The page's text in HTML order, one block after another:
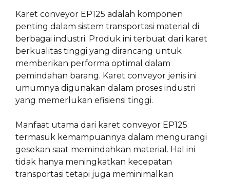
Karet conveyor EP125 adalah komponen
penting dalam sistem transportasi material di
berbagai industri. Produk ini terbuat dari karet
berkualitas tinggi yang dirancang untuk
memberikan performa optimal dalam
pemindahan barang. Karet conveyor jenis ini
umumnya digunakan dalam proses industri
yang memerlukan efisiensi tinggi.
Manfaat utama dari karet conveyor EP125
termasuk kemampuannya dalam mengurangi
gesekan saat memindahkan material. Hal ini
tidak hanya meningkatkan kecepatan
transportasi tetapi juga meminimalkan